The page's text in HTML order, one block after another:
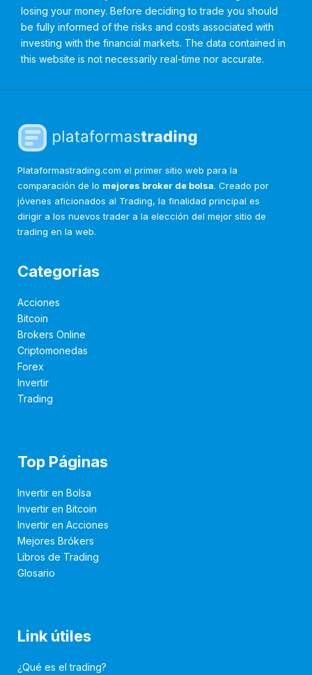
losing your money. Before deciding to trade you should
be fully informed of the risks and costs associated with
investing with the financial markets. The data contained in
this website is not necessarily real-time nor accurate.
Plataformastrading.com el primer sitio web para la
comparación de lo mejores broker de bolsa. Creado por
jóvenes aficionados al Trading, la finalidad principal es
dirigir a los nuevos trader a la elección del mejor sitio de
trading en la web.
Categorías
Acciones
Bitcoin
Brokers Online
Criptomonedas
Forex
Invertir
Trading
Top Páginas
Invertir en Bolsa
Invertir en Bitcoin
Invertir en Acciones
Mejores Brókers
Libros de Trading
Glosario
Link útiles
¿Qué es el trading?